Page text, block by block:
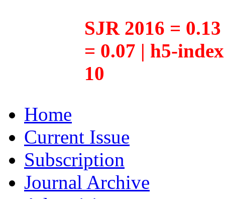
SJR 2016 =
= 0.07 | h5-
10
Home
Current Issue
Subscription
Journal Archive